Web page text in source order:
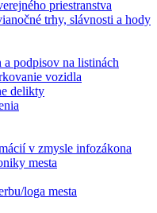
priestranstva
trhy, slávnosti a hody
podpisov na listinách
vozidla
delikty
v zmysle infozákona
mesta
loga mesta